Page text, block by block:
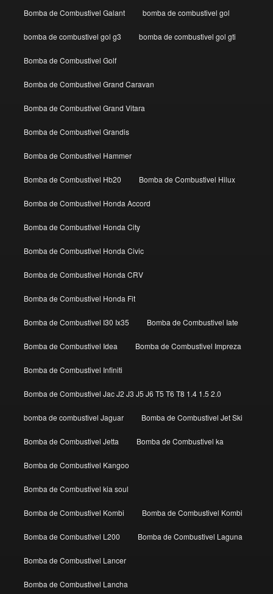
Bomba de Combustivel Galant bomba de combustivel gol
bomba de combustivel gol g3 bomba de combustivel gol gti
Bomba de Combustivel Golf
Bomba de Combustivel Grand Caravan
Bomba de Combustivel Grand Vitara
Bomba de Combustivel Grandis
Bomba de Combustivel Hammer
Bomba de Combustivel Hb20 Bomba de Combustivel Hilux
Bomba de Combustivel Honda Accord
Bomba de Combustivel Honda City
Bomba de Combustivel Honda Civic
Bomba de Combustivel Honda CRV
Bomba de Combustivel Honda Fit
Bomba de Combustivel I30 Ix35 Bomba de Combustivel Iate
Bomba de Combustivel Idea Bomba de Combustivel Impreza
Bomba de Combustivel Infiniti
Bomba de Combustivel Jac J2 J3 J5 J6 T5 T6 T8 1.4 1.5 2.0
bomba de combustivel Jaguar Bomba de Combustivel Jet Ski
Bomba de Combustivel Jetta Bomba de Combustivel ka
Bomba de Combustivel Kangoo
Bomba de Combustivel kia soul
Bomba de Combustivel Kombi Bomba de Combustivel Kombi
Bomba de Combustivel L200 Bomba de Combustivel Laguna
Bomba de Combustivel Lancer
Bomba de Combustivel Lancha